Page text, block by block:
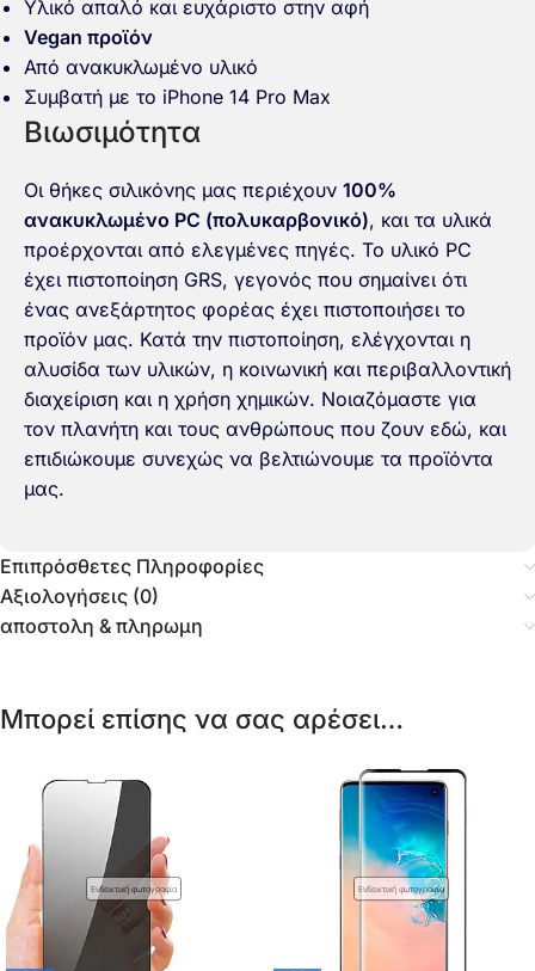
Υλικό απαλό και ευχάριστο στην αφή
Vegan προϊόν
Από ανακυκλωμένο υλικό
Συμβατή με το iPhone 14 Pro Max
Βιωσιμότητα
Οι θήκες σιλικόνης μας περιέχουν 100%
ανακυκλωμένο PC (πολυκαρβονικό), και τα υλικά
προέρχονται από ελεγμένες πηγές. Το υλικό PC
έχει πιστοποίηση GRS, γεγονός που σημαίνει ότι
ένας ανεξάρτητος φορέας έχει πιστοποιήσει το
προϊόν μας. Κατά την πιστοποίηση, ελέγχονται η
αλυσίδα των υλικών, η κοινωνική και περιβαλλοντική
διαχείριση και η χρήση χημικών. Νοιαζόμαστε για
τον πλανήτη και τους ανθρώπους που ζουν εδώ, και
επιδιώκουμε συνεχώς να βελτιώνουμε τα προϊόντα
μας.
Επιπρόσθετες Πληροφορίες
Αξιολογήσεις (0)
αποστολη & πληρωμη
Μπορεί επίσης να σας αρέσει…
Ενδεικτική φωτογραφία Ενδεικτική φωτογραφία